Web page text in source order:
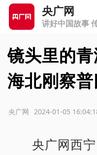
央广网
讲好中国故事
镜头里的
海北刚察
2024-01-05
央广网
央广网西